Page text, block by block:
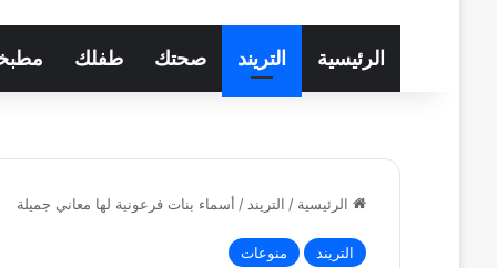
الرئيسية التريند صحتك طفلك
الرئيسية / التريند / أسماء بنات فرعونية لها معاني جميلة
التريند منوعات